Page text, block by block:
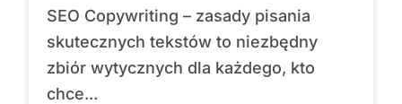
SEO Copywriting – zasady pisania
skutecznych tekstów to niezbędny
zbiór wytycznych dla każdego, kto
chce...